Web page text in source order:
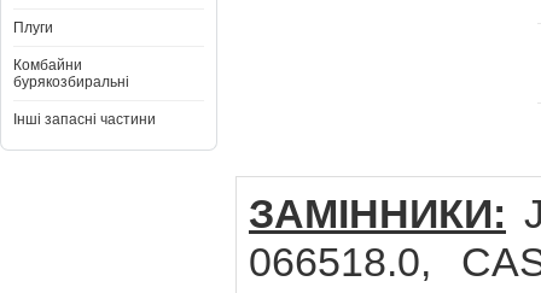
Плуги
Комбайни
бурякозбиральні
Інші запасні частини
ЗАМІННИКИ:
066518.0,